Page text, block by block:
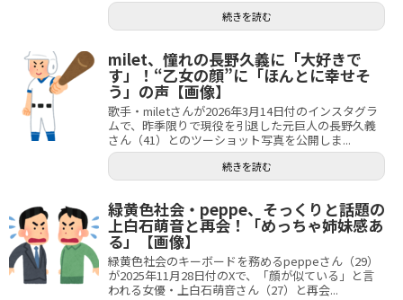
続きを読む
milet、憧れの長野久義に「大好きで
す」！“乙女の顔”に「ほんとに幸せそ
う」の声【画像】
歌手・miletさんが2026年3月14日付のインスタグラ
ムで、昨季限りで現役を引退した元巨人の長野久義
さん（41）とのツーショット写真を公開しま...
続きを読む
緑黄色社会・peppe、そっくりと話題の
上白石萌音と再会！「めっちゃ姉妹感あ
る」【画像】
緑黄色社会のキーボードを務めるpeppeさん（29）
が2025年11月28日付のXで、「顔が似ている」と言
われる女優・上白石萌音さん（27）と再会...